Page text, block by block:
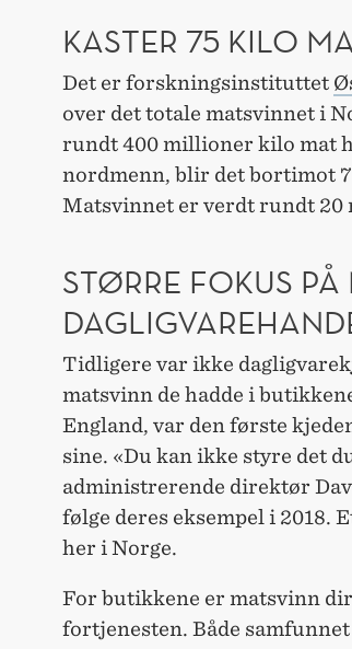
KASTER 75 KILO
Det er forskningsinstituttet
over det totale matsvinnet i
rundt 400 millioner kilo mat
nordmenn, blir det bortimot
Matsvinnet er verdt rundt
STØRRE FOKUS PÅ
Tidligere var ikke
matsvinn de hadde i
England, var den første
sine. «Du kan ikke styre det
administrerende direktør
følge deres eksempel i 2018.
her i Norge.
For butikkene er matsvinn
fortjenesten. Både